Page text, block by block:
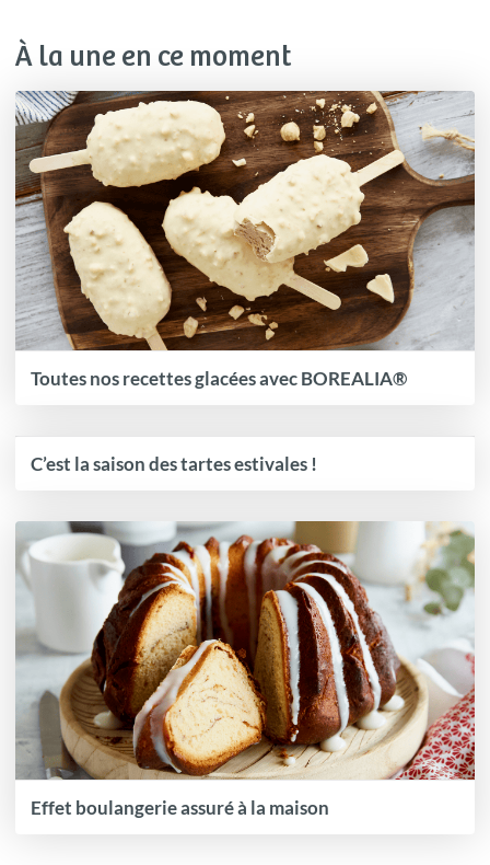
À la une en ce moment
Toutes nos recettes glacées avec BOREALIA®
C’est la saison des tartes estivales !
Effet boulangerie assuré à la maison